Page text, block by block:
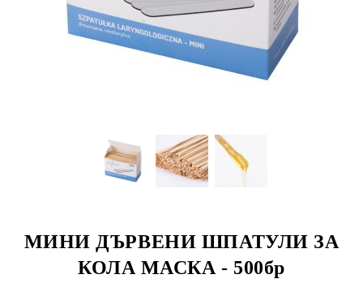
МИНИ ДЪРВЕНИ ШПАТУЛИ ЗА
КОЛА МАСКА - 500бр